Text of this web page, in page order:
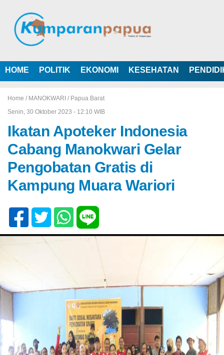
HOME POLITIK EKONOMI KESEHATAN
Home / MANOKWARI / Papua Barat
Senin, 30 Oktober 2023 - 12:10 WIB
Ikatan Apoteker Indonesia
Cabang Manokwari Gelar
Pengobatan Gratis di
Kampung Muara Wariori